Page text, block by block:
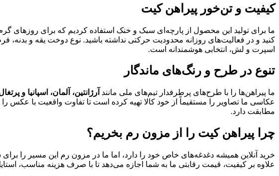
کیفیت و تن‌خور پیراهن کیت
ما برای تولید این محصول از پارچه‌ای سبک و خنک استفاده کردیم که برای روزهای
کنید و در فعالیت‌های روزانه محدودیت حرکتی نداشته باشید. نوع دوخت یقه و
اسپرت و لش، انتخابی هوشمندانه است.
تنوع در طرح و رنگ‌های ماندگار
ما پیراهن‌ها را با طرح‌های پرطرفدار تیم‌های ملی مانند آرژانتین، آلمان، اسپانیا و
عکاسی ما تصاویر را مستقیماً از خود کالا تهیه کرده است تا تفاوت واقعیت با عکس
مطابقت دارد.
چرا پیراهن کیت را از مزون رم بخریم؟
خرید آنلاین همیشه دغدغه‌های خاص خود را دارد، اما ما در مزون رم این مسیر را
علاوه بر کیفیت، قیمت رقابتی ما به شما اجازه می‌دهد تا با صرف هزینه مناسب،